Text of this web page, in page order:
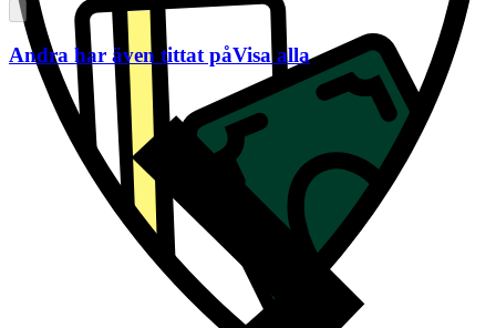
Andra har även tittat påVisa alla